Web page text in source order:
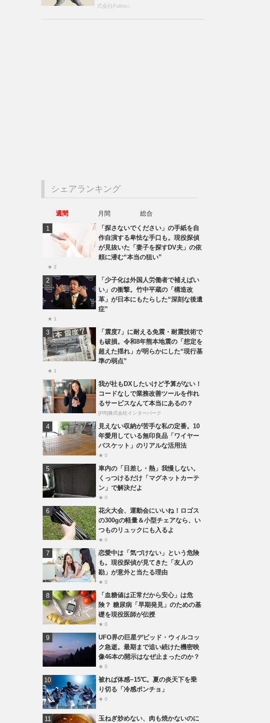
式会社Fulmo）
シェアランキング
週間 月間
総合
「探さないでください」の手紙を自
作自演する卑怯な手口も。現役探偵
が見抜いた「妻子を探すDV夫」の依
頼に潜む“本当の狙い”
★ 2
「少子化は外国人労働者で補えばい
い」の衝撃。竹中平蔵の「構造改
革」が日本にもたらした“深刻な後遺
症”
★ 1
「震度7」に耐える免震・耐震技術で
も破損。令和8年熊本地震の「想定を
超えた揺れ」が明らかにした“現行基
準の弱点”
★ 1
我が社もDXしたいけど予算がない！
コードなしで業務改善ツールを作れ
るサービスなんて本当にあるの？
[PR]株式会社インターパーク
見えない収納が苦手な私の定番。10
年愛用している無印良品「ワイヤー
バスケット」のリアルな活用法
★ 0
車内の「日差し・熱」我慢しない。
くっつけるだけ「マグネットカーテ
ン」で解決だよ
★ 0
花火大会、運動会にいいね！ロゴス
の300gの軽量＆小型チェアなら、い
つものリュックにも入るよ
★ 0
恋愛中は「気づけない」という危険
も。現役探偵が見てきた「友人の
勘」が意外と当たる理由
★ 0
「血糖値は正常だから安心」は危
険？ 糖尿病「早期発見」のための基
礎を現役医師が伝授
★ 0
UFO界の巨星デビッド・ウィルコッ
ク急逝。最期まで追い続けた機密映
像46本の開示はなぜ止まったのか？
★ 0
被れば体感−15℃。夏の炎天下を乗
り切る「冷感ポンチョ」
★ 0
玉ねぎ炒めない、肉も焼かないのに